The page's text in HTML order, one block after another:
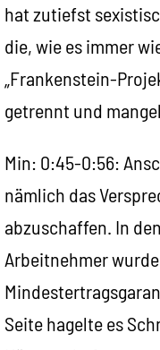
hat zutiefst
die, wie es immer
„Frankenstein-
getrennt und
Min: 0:45-0:56:
nämlich das
abzuschaffen. In
Arbeitnehmer
Seite hagelte es